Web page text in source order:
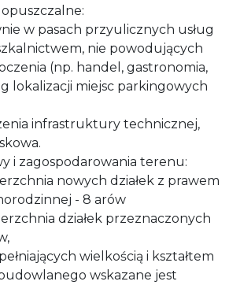
w pasach przyulicznych usług
nie powodujących
(np. handel, gastronomia,
lokalizacji miejsc parkingowych
infrastruktury technicznej,
i zagospodarowania terenu:
nowych działek z prawem
- 8 arów
działek przeznaczonych
wielkością i kształtem
wskazane jest